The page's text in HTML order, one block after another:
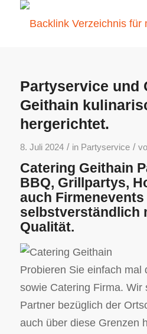
Partyservice und
Geithain
hergerichtet.
8. Juli 2024 / in Partyservice /
Catering Geithain
BBQ, Grillpartys,
auch Firmenevents
selbstverständlich
Qualität.
Probieren Sie einfach mal
sowie Catering Firma. Wir
Partner bezüglich der
auch über diese Grenzen